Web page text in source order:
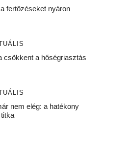
fertőzéseket nyáron
csökkent a hőségriasztás
nem elég: a hatékony